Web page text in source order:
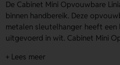
De Cabinet Mini Opvouwbare
binnen handbereik. Deze
metalen sleutelhanger heeft een
uitgevoerd in wit. Cabinet Mini
Op de rechter kant en linker kant
+ Lees meer